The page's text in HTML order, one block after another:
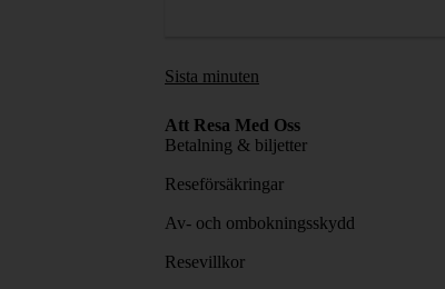
Sista minuten
Att Resa Med Oss
Betalning & biljetter
Reseförsäkringar
Av- och ombokningsskydd
Resevillkor